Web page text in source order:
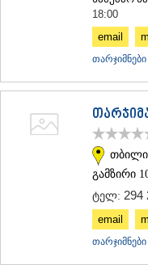
18:00
email
თარჯიმნები
გამზირი
ტელ: 294
email
თარჯიმნები